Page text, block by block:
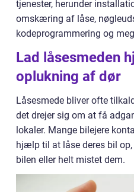
tjenester, herunder
omskæring af låse,
kodeprogrammering og
Lad låsesmeden
oplukning af dør
Låsesmede bliver ofte
det drejer sig om at få
lokaler. Mange bilejere
hjælp til at låse deres bil
bilen eller helt mistet dem.